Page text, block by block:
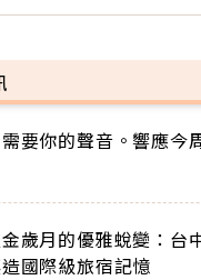
要你的聲音。響應今
歲月的優雅蛻變：台
國際級旅宿記憶